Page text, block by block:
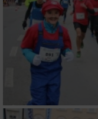
Performance
Funktional
Werbung